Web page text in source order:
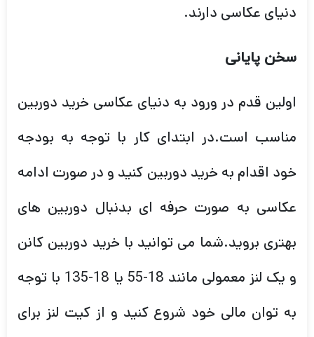
دنیای عکاسی دارند.
سخن پایانی
اولین قدم در ورود به دنیای عکاسی خرید دوربین
مناسب است.در ابتدای کار با توجه به بودجه
خود اقدام به خرید دوربین کنید و در صورت ادامه
عکاسی به صورت حرفه ای بدنبال دوربین های
بهتری بروید.شما می توانید با خرید دوربین کانن
و یک لنز معمولی مانند 18-55 یا 18-135 با توجه
به توان مالی خود شروع کنید و از کیت لنز برای